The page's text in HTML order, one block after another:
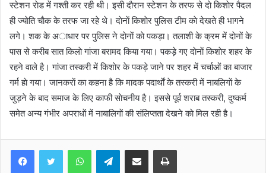
स्टेशन राेड में गश्ती कर रही थी। इसी दाैरान स्टेशन के तरफ से दाे किशाेर पैदल
ही ज्याेति चाैक के तरफ जा रहे थे। दाेनाें किशाेर पुलिस टीम काे देखते ही भागने
लगे। शक के अाधार पर पुलिस ने दाेनाें काे पकड़ा। तलाशी के क्रम में दाेनाें के
पास से करीब सात किलाे गांजा बरामद किया गया। पकड़े गए दाेनाें किशाेर शहर के
रहने वाले है। गांजा तस्करी में किशाेर के पकड़े जाने पर शहर में चर्चाओं का बाजार
गर्म हाे गया। जानकराें का कहना है कि मादक पदार्थाें के तस्करी में नाबलिगाें के
जुड़ने के बाद समाज के लिए काफी साेचनीय है। इससे पूर्व शराब तस्करी, दुष्कर्म
समेत अन्य गंभीर अपराधाें में नाबालिगाें की संलिप्तता देखने काे मिल रही है।
Telegram